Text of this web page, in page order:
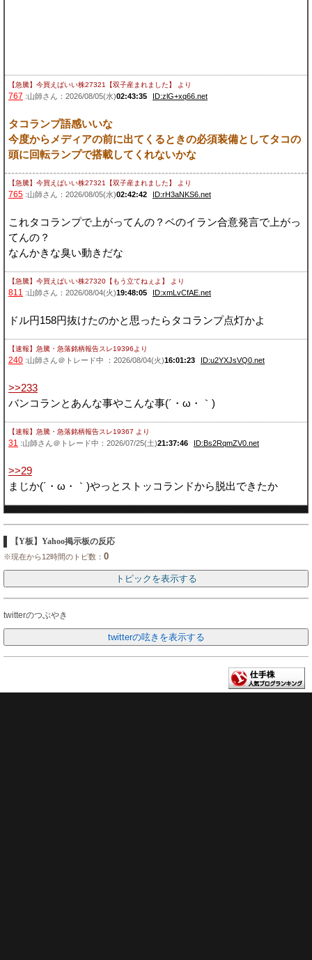
【急騰】今買えばいい株27321【双子産まれました】 より
767 :山師さん：2026/08/05(水)02:43:35 ID:zlG+xq66.net
タコランプ語感いいな
今度からメディアの前に出てくるときの必須装備としてタコの
頭に回転ランプで搭載してくれないかな
【急騰】今買えばいい株27321【双子産まれました】 より
765 :山師さん：2026/08/05(水)02:42:42 ID:rH3aNKS6.net
これタコランプで上がってんの？ベのイラン合意発言で上がっ
てんの？
なんかきな臭い動きだな
【急騰】今買えばいい株27320【もう立てねぇよ】 より
811 :山師さん：2026/08/04(火)19:48:05 ID:xmLvCfAE.net
ドル円158円抜けたのかと思ったらタコランプ点灯かよ
【速報】急騰・急落銘柄報告スレ19396 より
240 :山師さん＠トレード中 ：2026/08/04(火)16:01:23 ID:u2YXJsVQ0.net
>>233
バンコランとあんな事やこんな事(´・ω・｀)
【速報】急騰・急落銘柄報告スレ19367 より
31 :山師さん＠トレード中：2026/07/25(土)21:37:46 ID:Bs2RqmZV0.net
>>29
まじか(´・ω・｀)やっとストッコランドから脱出できたか
【Y板】Yahoo掲示板の反応
※現在から12時間のトピ数： 0
twitterのつぶやき